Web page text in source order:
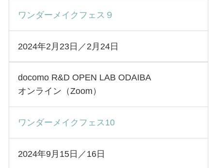
ワンダーメイクフェス９
2024年2月23日／2月24日
docomo R&D OPEN LAB ODAIBA
オンライン（Zoom）
ワンダーメイクフェス10
2024年9月15日／16日